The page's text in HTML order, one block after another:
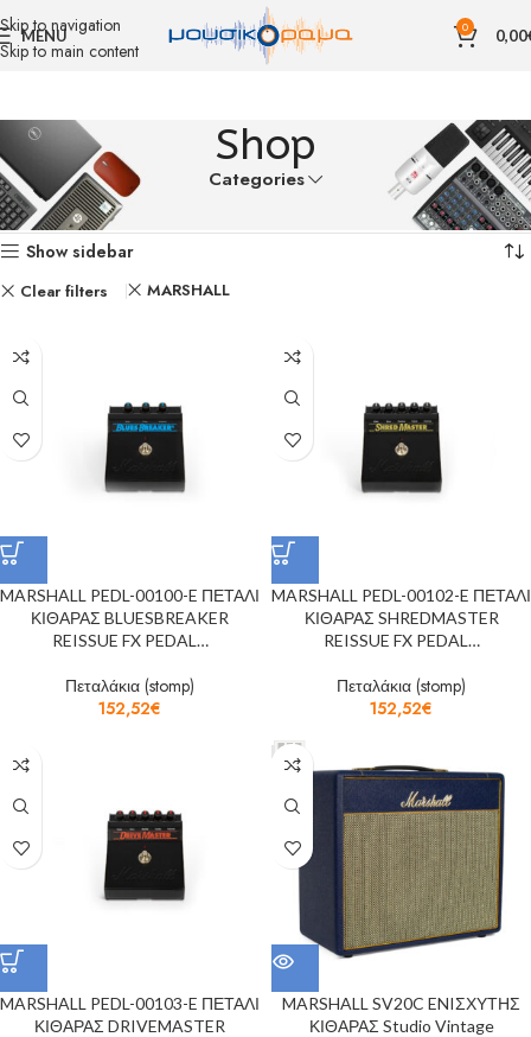
Skip to navigation
Skip to main content
MENU 0 0,00
Shop
Categories
Αρχική σελίδα Shop Βλέπετε 1–12 από 16 αποτελέσματα
Show sidebar
Clear filters MARSHALL
MARSHALL PEDL-00100-E ΠΕΤΑΛΙ
ΚΙΘΑΡΑΣ BLUESBREAKER
REISSUE FX PEDAL…
Πεταλάκια (stomp)
152,52€
MARSHALL PEDL-00102-E ΠΕΤΑΛΙ
ΚΙΘΑΡΑΣ SHREDMASTER
REISSUE FX PEDAL…
Πεταλάκια (stomp)
152,52€
MARSHALL PEDL-00103-E ΠΕΤΑΛΙ
ΚΙΘΑΡΑΣ DRIVEMASTER
MARSHALL SV20C ENIΣΧΥΤΗΣ
ΚΙΘΑΡΑΣ Studio Vintage